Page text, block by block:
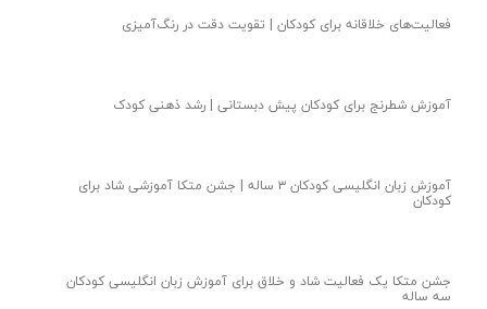
فعالیت‌های خلاقانه برای کودکان | تقویت دقت در رنگ‌آمیزی
آموزش شطرنج برای کودکان پیش دبستانی | رشد ذهنی کودک
آموزش زبان انگلیسی کودکان ۳ ساله | جشن متکا‌ آموزشی شاد برای
کودکان
جشن متکا یک فعالیت شاد و خلاق برای آموزش زبان انگلیسی کودکان
سه ساله